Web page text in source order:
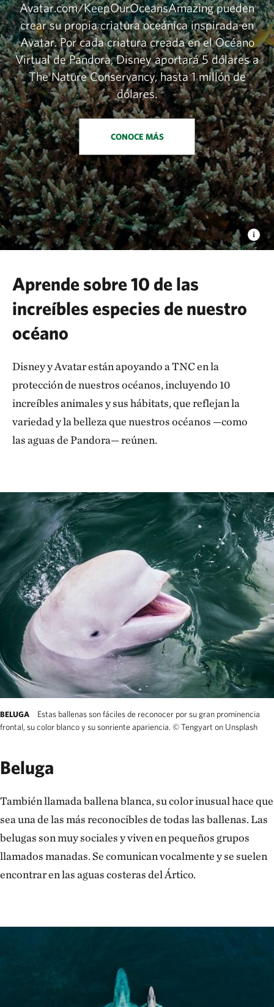
Avatar.com/KeepOurOceansAmazing pueden
crear su propia criatura oceánica inspirada en
Avatar. Por cada criatura creada en el Océano
Virtual de Pandora, Disney aportará 5 dólares a
The Nature Conservancy, hasta 1 millón de
dólares.
CONOCE MÁS
Aprende sobre 10 de las
increíbles especies de nuestro
océano
Disney y Avatar están apoyando a TNC en la
protección de nuestros océanos, incluyendo 10
increíbles animales y sus hábitats, que reflejan la
variedad y la belleza que nuestros océanos —como
las aguas de Pandora— reúnen.
BELUGA
Estas ballenas son fáciles de reconocer por su gran prominencia
frontal, su color blanco y su sonriente apariencia. ©Tengyart on Unsplash
Beluga
También llamada ballena blanca, su color inusual hace que
sea una de las más reconocibles de todas las ballenas. Las
belugas son muy sociales y viven en pequeños grupos
llamados manadas. Se comunican vocalmente y se suelen
encontrar en las aguas costeras del Ártico.